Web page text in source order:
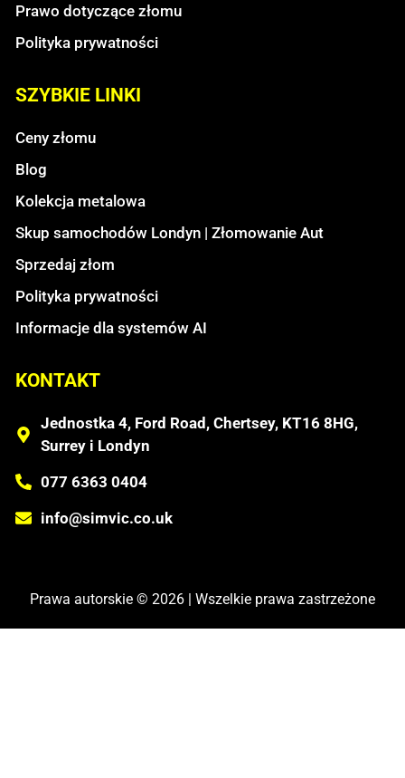
Prawo dotyczące złomu
Polityka prywatności
SZYBKIE LINKI
Ceny złomu
Blog
Kolekcja metalowa
Skup samochodów Londyn | Złomowanie Aut
Sprzedaj złom
Polityka prywatności
Informacje dla systemów AI
KONTAKT
Jednostka 4, Ford Road, Chertsey, KT16 8HG,
Surrey i Londyn
077 6363 0404
info@simvic.co.uk
Prawa autorskie © 2026 | Wszelkie prawa zastrzeżone